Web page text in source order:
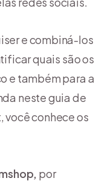
e combiná-los
quais são os
e também para a
neste guia de
você conhece os
por